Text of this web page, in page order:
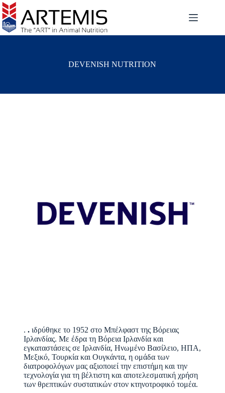
DEVENISH NUTRITION
. .ιδρύθηκε το 1952 στο Μπέλφαστ της Βόρειας
Ιρλανδίας. Με έδρα τη Βόρεια Ιρλανδία και
εγκαταστάσεις σε Ιρλανδία, Ηνωμένο Βασίλειο, ΗΠΑ,
Μεξικό, Τουρκία και Ουγκάντα, η ομάδα των
διατροφολόγων μας αξιοποιεί την επιστήμη και την
τεχνολογία για τη βέλτιστη και αποτελεσματική χρήση
των θρεπτικών συστατικών στον κτηνοτροφικό τομέα.